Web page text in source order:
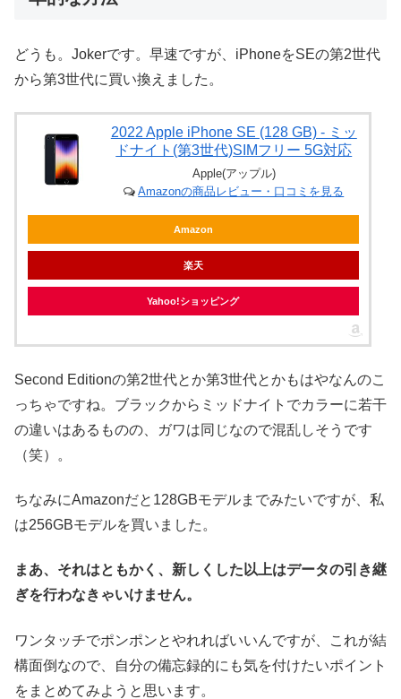
どうも。Jokerです。早速ですが、iPhoneをSEの第2世代
から第3世代に買い換えました。
2022 Apple iPhone SE (128 GB) - ミッ
ドナイト(第3世代)SIMフリー 5G対応
Apple(アップル)
Amazonの商品レビュー・口コミを見る
Amazon
楽天
Yahoo!ショッピング
Second Editionの第2世代とか第3世代とかもはやなんのこ
っちゃですね。ブラックからミッドナイトでカラーに若干
の違いはあるものの、ガワは同じなので混乱しそうです
（笑）。
ちなみにAmazonだと128GBモデルまでみたいですが、私
は256GBモデルを買いました。
まあ、それはともかく、新しくした以上はデータの引き継
ぎを行わなきゃいけません。
ワンタッチでポンポンとやれればいいんですが、これが結
構面倒なので、自分の備忘録的にも気を付けたいポイント
をまとめてみようと思います。